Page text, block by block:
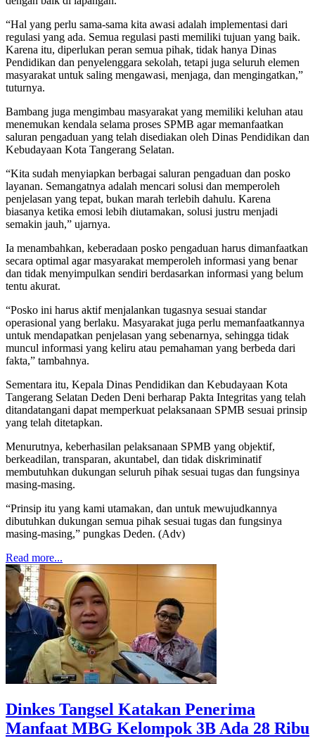
“Hal yang perlu sama-sama kita awasi adalah implementasi dari
regulasi yang ada. Semua regulasi pasti memiliki tujuan yang baik.
Karena itu, diperlukan peran semua pihak, tidak hanya Dinas
Pendidikan dan penyelenggara sekolah, tetapi juga seluruh elemen
masyarakat untuk saling mengawasi, menjaga, dan mengingatkan,”
tuturnya.
Bambang juga mengimbau masyarakat yang memiliki keluhan atau
menemukan kendala selama proses SPMB agar memanfaatkan
saluran pengaduan yang telah disediakan oleh Dinas Pendidikan dan
Kebudayaan Kota Tangerang Selatan.
“Kita sudah menyiapkan berbagai saluran pengaduan dan posko
layanan. Semangatnya adalah mencari solusi dan memperoleh
penjelasan yang tepat, bukan marah terlebih dahulu. Karena
biasanya ketika emosi lebih diutamakan, solusi justru menjadi
semakin jauh,” ujarnya.
Ia menambahkan, keberadaan posko pengaduan harus dimanfaatkan
secara optimal agar masyarakat memperoleh informasi yang benar
dan tidak menyimpulkan sendiri berdasarkan informasi yang belum
tentu akurat.
“Posko ini harus aktif menjalankan tugasnya sesuai standar
operasional yang berlaku. Masyarakat juga perlu memanfaatkannya
untuk mendapatkan penjelasan yang sebenarnya, sehingga tidak
muncul informasi yang keliru atau pemahaman yang berbeda dari
fakta,” tambahnya.
Sementara itu, Kepala Dinas Pendidikan dan Kebudayaan Kota
Tangerang Selatan Deden Deni berharap Pakta Integritas yang telah
ditandatangani dapat memperkuat pelaksanaan SPMB sesuai prinsip
yang telah ditetapkan.
Menurutnya, keberhasilan pelaksanaan SPMB yang objektif,
berkeadilan, transparan, akuntabel, dan tidak diskriminatif
membutuhkan dukungan seluruh pihak sesuai tugas dan fungsinya
masing-masing.
“Prinsip itu yang kami utamakan, dan untuk mewujudkannya
dibutuhkan dukungan semua pihak sesuai tugas dan fungsinya
masing-masing,” pungkas Deden. (Adv)
Read more...
Dinkes Tangsel Katakan Penerima
Manfaat MBG Kelompok 3B Ada 28 Ribu